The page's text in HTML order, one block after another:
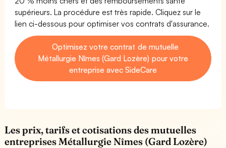
supérieurs. La procédure est très rapide. Cliquez sur le
lien ci-dessous pour optimiser vos contrats d'assurance.
Optimisez votre contrat de mutuelle
Métallurgie Nîmes (Gard Lozère) pour votre
entreprise avec SideCare
Les prix, tarifs et cotisations des mutuelles
entreprises Métallurgie Nîmes (Gard Lozère)